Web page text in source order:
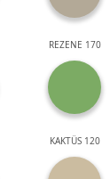
REZENE 170
KAKTÜS 120